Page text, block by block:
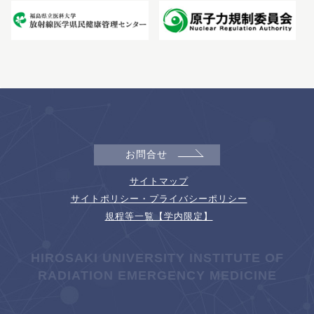
お問合せ
サイトマップ
サイトポリシー・プライバシーポリシー
規程等一覧【学内限定】
HIROSAKI UNIVERSITY INSTITUTE OF
RADIATION EMERGENCY MEDICINE